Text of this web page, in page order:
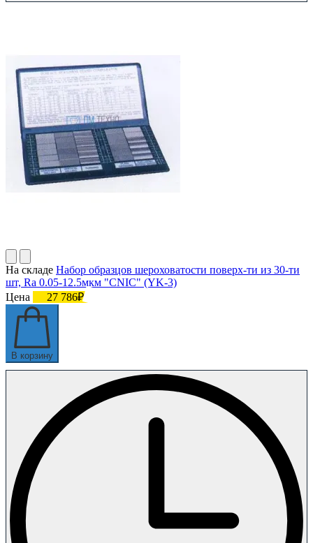
На складе Набор образцов шероховатости поверх-ти из 30-ти
шт, Ra 0.05-12.5мкм "CNIC" (YK-3)
Цена
27 786₽
В корзину